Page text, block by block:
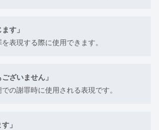
す」
表現する際に使用できます。
ざいません」
の謝罪時に使用される表現です。
」